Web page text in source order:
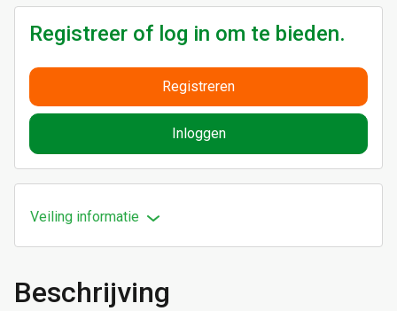
Registreer of log in om te bieden.
Registreren
Inloggen
Veiling informatie
Beschrijving